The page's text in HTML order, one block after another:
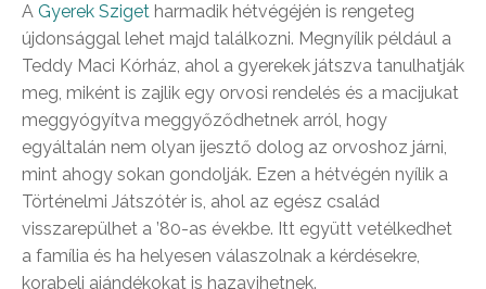
A Gyerek Sziget harmadik hétvégéjén is rengeteg
újdonsággal lehet majd találkozni. Megnyílik például a
Teddy Maci Kórház, ahol a gyerekek játszva tanulhatják
meg, miként is zajlik egy orvosi rendelés és a macijukat
meggyógyítva meggyőződhetnek arról, hogy
egyáltalán nem olyan ijesztő dolog az orvoshoz járni,
mint ahogy sokan gondolják. Ezen a hétvégén nyílik a
Történelmi Játszótér is, ahol az egész család
visszarepülhet a ’80-as évekbe. Itt együtt vetélkedhet
a família és ha helyesen válaszolnak a kérdésekre,
korabeli ajándékokat is hazavihetnek.